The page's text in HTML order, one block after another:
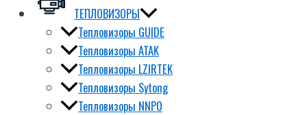
ТЕПЛОВИЗОРЫ
Тепловизоры GUIDE
Тепловизоры ATAK
Тепловизоры LZIRTEK
Тепловизоры Sytong
Тепловизоры NNPO